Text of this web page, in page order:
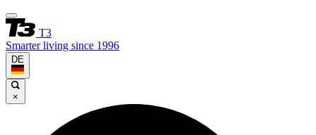
T3
Smarter living since 1996
DE
×